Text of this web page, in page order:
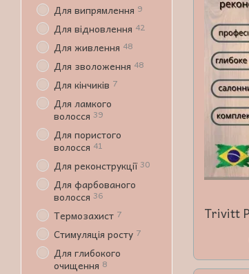
Для випрямлення 9
Для відновлення 42
Для живлення 48
Для зволоження 48
Для кінчиків 7
Для ламкого
волосся 39
Для пористого
волосся 41
Для реконструкції 30
Для фарбованого
волосся 36
Tермозахист 7
Стимуляція росту 7
Для глибокого
очищення 8